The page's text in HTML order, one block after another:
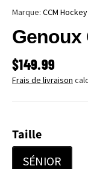
Marque: CCM Hockey
Genoux
PRIX HABITUEL
$149.99
Frais de livraison
Taille
SÉNIOR